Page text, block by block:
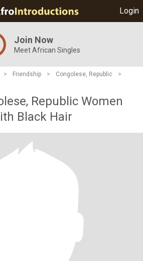
Login
Join Now
Meet African Singles
> Friendship > Congolese, Republic
>
Republic Women
Black Hair